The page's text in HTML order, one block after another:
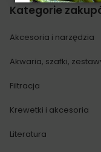
Zwinnik
Kategorie
Akcesoria i narzędzia
Akwaria, szafki,
Filtracja
Krewetki i akcesoria
Literatura